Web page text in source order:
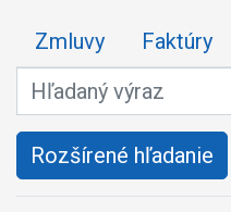
Zmluvy Faktúry
Hľadaný výraz
Rozšírené hľadanie